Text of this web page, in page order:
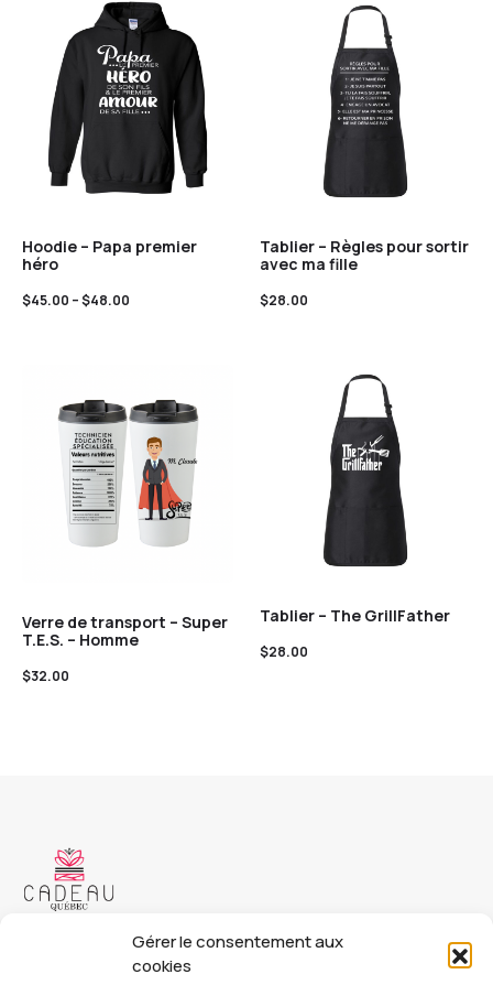
Gérer le consentement aux
cookies
Hoodie – Papa premier
héro
$45.00 –$48.00
Tablier – Règles pour sortir
avec ma fille
$28.00
Verre de transport – Super
T.E.S. – Homme
$32.00
Tablier – The GrillFather
$28.00
Copyright © 2023 Cadeau Québec. Tous droits réservés.